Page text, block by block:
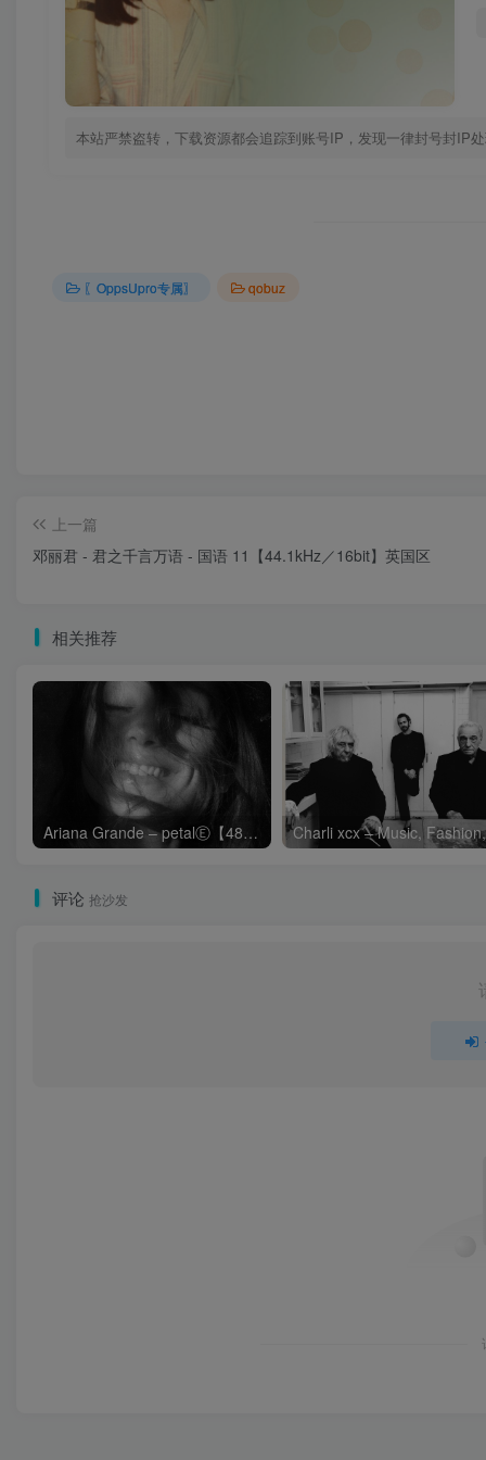
本站严禁盗转，下载资源都会追踪到账号IP，发现一律封号封IP
〖OppsUpro专属〗 qobuz
上一篇
邓丽君 - 君之千言万语 - 国语 11【44.1kHz／16bit】英国区
相关推荐
Ariana Grande – petalⒺ【48kHz／24bit】英国区
评论 抢沙发